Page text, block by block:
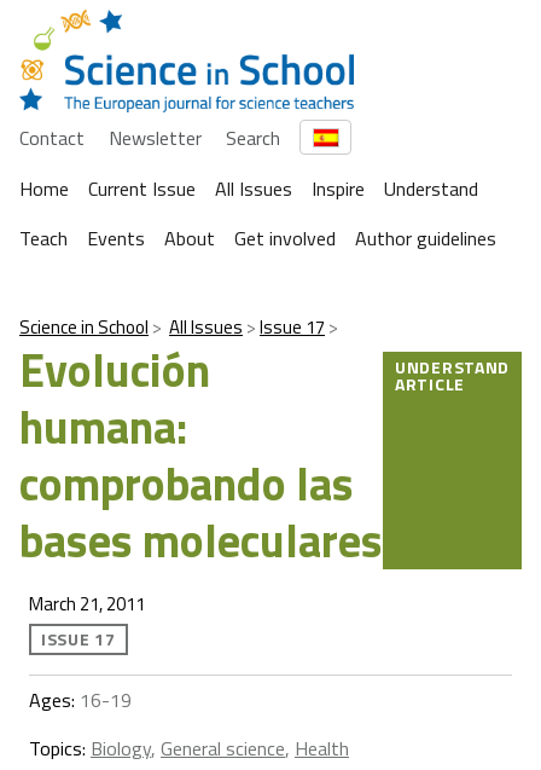
Contact Newsletter
Search
Home
Current Issue All Issues Inspire
Understand
Teach
Events About Get involved Author guidelines
Science in School All Issues Issue 17
Evolución
humana:
comprobando las
bases moleculares
UNDERSTAND
ARTICLE
March 21, 2011
ISSUE 17
Ages: 16-19
Topics: Biology, General science, Health